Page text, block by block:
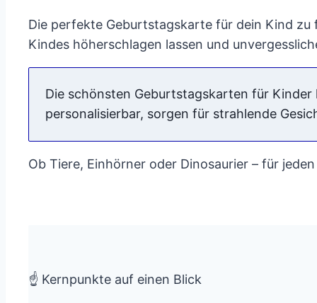
Die perfekte Geburtstagskarte für dein Kind zu
Kindes höherschlagen lassen und
Die schönsten Geburtstagskarten für
personalisierbar, sorgen für strahlende
Ob Tiere, Einhörner oder Dinosaurier – für
☝️ Kernpunkte auf einen Blick